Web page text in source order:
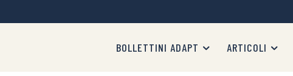
BOLLETTINI ADAPT ARTICOLI